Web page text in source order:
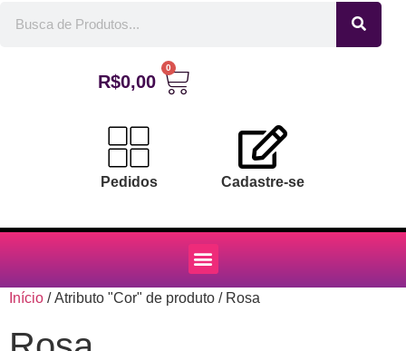
R$0,00
0
Pedidos Cadastre-se
Início / Atributo "Cor" de produto / Rosa